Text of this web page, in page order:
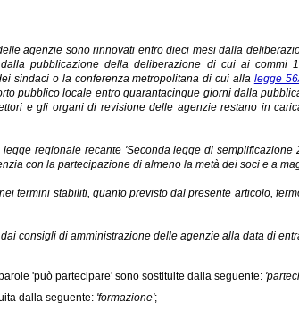
agenzie sono rinnovati entro dieci mesi dalla
pubblicazione della deliberazione di cui ai commi
sindaci o la conferenza metropolitana di cui alla legge
pubblico locale entro quarantacinque giorni dalla
e gli organi di revisione delle agenzie restano in
regionale recante 'Seconda legge di
con la partecipazione di almeno la metà dei soci e a
termini stabiliti, quanto previsto dal presente articolo,
consigli di amministrazione delle agenzie alla data di
'può partecipare' sono sostituite dalla seguente:
dalla seguente: 'formazione';